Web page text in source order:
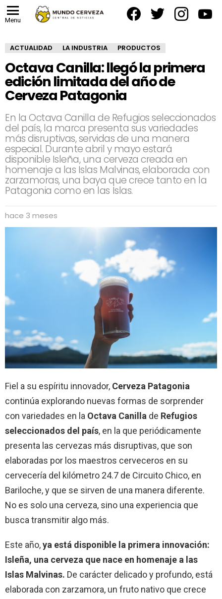
Menu
ACTUALIDAD LA INDUSTRIA PRODUCTOS
Octava Canilla: llegó la primera
edición limitada del año de
Cerveza Patagonia
En la Octava Canilla de Refugios seleccionados
del país, la marca presenta sus variedades
más disruptivas, servidas de una manera
especial. Durante abril y mayo estará
disponible Isleña, una cerveza creada en
homenaje a las Islas Malvinas, elaborada con
zarzamoras, una baya que crece tanto en la
Patagonia como en las Islas.
hace 3 meses
Fiel a su espíritu innovador, Cerveza Patagonia
continúa explorando nuevas formas de sorprender
con variedades en la Octava Canilla de Refugios
seleccionados del país, en la que periódicamente
presenta las cervezas más disruptivas, que son
elaboradas por los maestros cerveceros en su
cervecería del kilómetro 24.7 de Circuito Chico, en
Bariloche, y que se sirven de una manera diferente.
No es solo una cerveza, sino una experiencia que
busca transmitir algo más.
Este año,ya está disponible la primera innovación:
Isleña, una cerveza que nace en homenaje a las
Islas Malvinas. De carácter delicado y profundo, está
elaborada con zarzamora, un fruto nativo que crece